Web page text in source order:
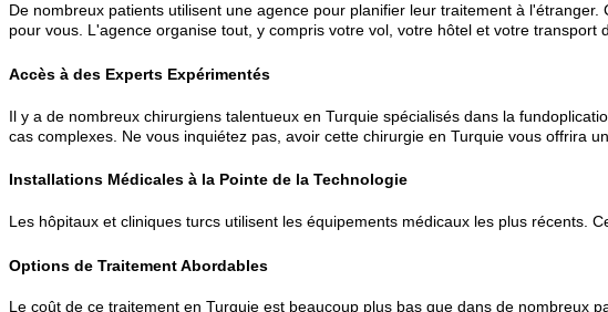
De nombreux patients utilisent une agence pour planifier leur traitement à
pour vous. L'agence organise tout, y compris votre vol, votre hôtel et votre transport
Accès à des Experts Expérimentés
Il y a de nombreux chirurgiens talentueux en Turquie spécialisés dans la
cas complexes. Ne vous inquiétez pas, avoir cette chirurgie en Turquie vous offrira
Installations Médicales à la Pointe de la Technologie
Les hôpitaux et cliniques turcs utilisent les équipements médicaux les plus récents.
Options de Traitement Abordables
Le coût de ce traitement en Turquie est beaucoup plus bas que dans de nombreux